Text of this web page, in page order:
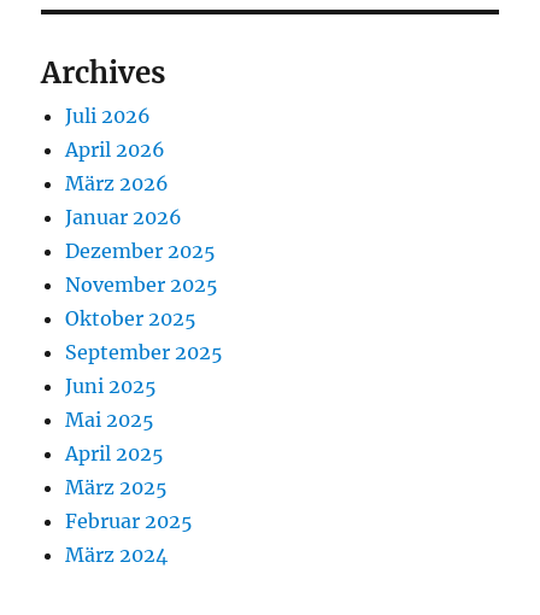
Archives
Juli 2026
April 2026
März 2026
Januar 2026
Dezember 2025
November 2025
Oktober 2025
September 2025
Juni 2025
Mai 2025
April 2025
März 2025
Februar 2025
März 2024